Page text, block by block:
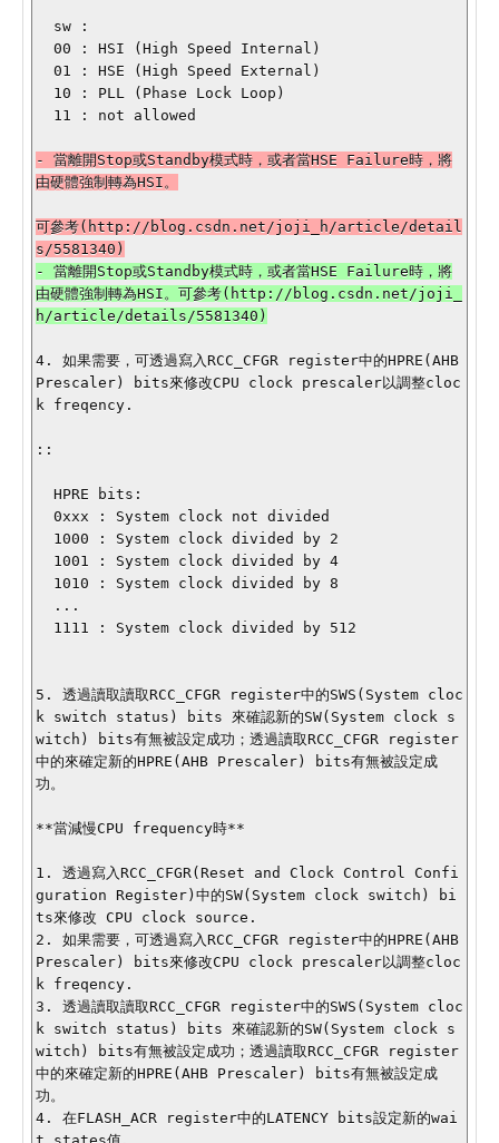
- 當離開Stop或Standby模式時，或者當HSE Failure時，將
由硬體強制轉為HSI。
可參考(http://blog.csdn.net/joji_h/article/detail
- 當離開Stop或Standby模式時，或者當HSE Failure時，將
由硬體強制轉為HSI。可參考(http://blog.csdn.net/joji_
4. 如果需要，可透過寫入RCC_CFGR register中的HPRE(AHB
Prescaler) bits來修改CPU clock prescaler以調整cloc
k freqency.
::
5. 透過讀取讀取RCC_CFGR register中的SWS(System cloc
k switch status) bits 來確認新的SW(System clock s
witch) bits有無被設定成功；透過讀取RCC_CFGR register
中的來確定新的HPRE(AHB Prescaler) bits有無被設定成
功。
**當減慢CPU frequency時**
1. 透過寫入RCC_CFGR(Reset and Clock Control Confi
guration Register)中的SW(System clock switch) bi
ts來修改 CPU clock source.
2. 如果需要，可透過寫入RCC_CFGR register中的HPRE(AHB
Prescaler) bits來修改CPU clock prescaler以調整cloc
k freqency.
3. 透過讀取讀取RCC_CFGR register中的SWS(System cloc
k switch status) bits 來確認新的SW(System clock s
witch) bits有無被設定成功；透過讀取RCC_CFGR register
中的來確定新的HPRE(AHB Prescaler) bits有無被設定成
功。
4. 在FLASH_ACR register中的LATENCY bits設定新的wai